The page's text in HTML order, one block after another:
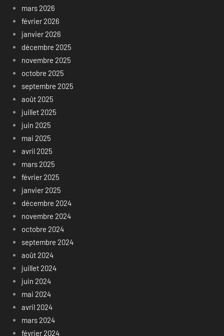
mars 2026
février 2026
janvier 2026
décembre 2025
novembre 2025
octobre 2025
septembre 2025
août 2025
juillet 2025
juin 2025
mai 2025
avril 2025
mars 2025
février 2025
janvier 2025
décembre 2024
novembre 2024
octobre 2024
septembre 2024
août 2024
juillet 2024
juin 2024
mai 2024
avril 2024
mars 2024
février 2024